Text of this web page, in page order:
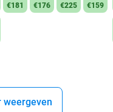
€181 €176 €225 €159
weergeven